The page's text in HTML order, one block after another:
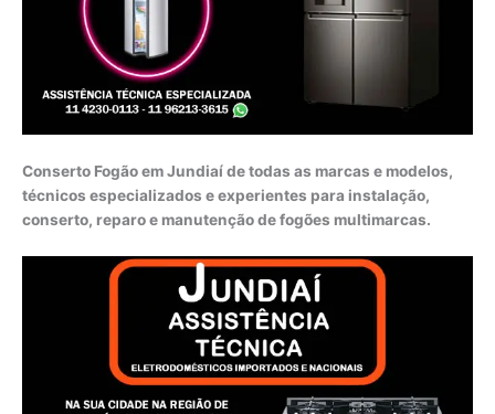
Conserto Fogão em Jundiaí de todas as marcas e modelos,
técnicos especializados e experientes para instalação,
conserto, reparo e manutenção de fogões multimarcas.